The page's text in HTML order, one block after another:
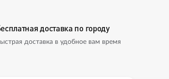
доставка по городу
доставка в удобное вам время